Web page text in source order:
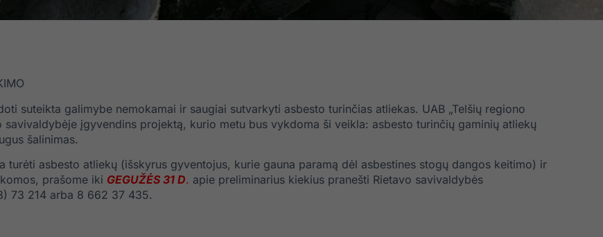
suteikta galimybe nemokamai ir saugiai sutvarkyti asbesto turinčias atliekas. UAB „Telšių regiono
įgyvendins projektą, kurio metu bus vykdoma ši veikla: asbesto turinčių gaminių atliekų
šalinimas.
turėti asbesto atliekų (išskyrus gyventojus, kurie gauna paramą dėl asbestines stogų dangos keitimo) ir
prašome iki GEGUŽĖS 31 D. apie preliminarius kiekius pranešti Rietavo savivaldybės
73 214 arba 8 662 37 435.